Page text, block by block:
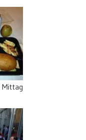
Mittag